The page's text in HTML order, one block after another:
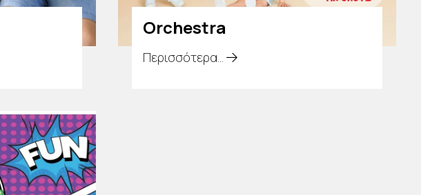
Orchestra
Περισσότερα...